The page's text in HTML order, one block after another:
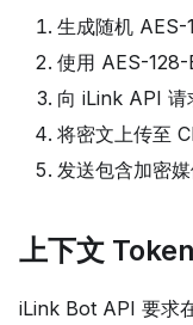
生成随机 AES-
使用 AES-
向 iLink API 请
将密文上传至
发送包含加密
上下文
iLink Bot API 要求